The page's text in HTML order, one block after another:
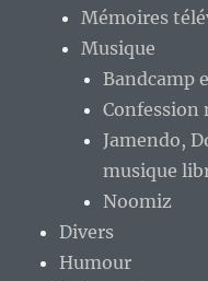
Mémoires
Musique
Bandcamp
Confession
Jamendo,
musique
Noomiz
Divers
Humour